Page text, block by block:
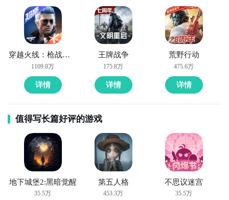
穿越火线：枪战王者
1109.8万
详情
王牌战争
175.8万
详情
荒野行动
475.6万
详情
值得写长篇好评的游戏
地下城堡2:黑暗觉醒
35.5万
第五人格
453.3万
不思议迷宫
35.5万